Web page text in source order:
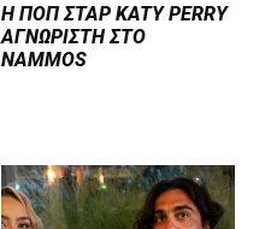
H ΠΟΠ ΣΤΑΡ KATY PERRY
ΑΓΝΩΡΙΣΤΗ ΣΤΟ
NAMMOS